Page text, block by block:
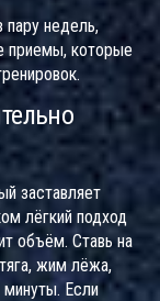
пару недель,
приемы, которые
заставляет
лёгкий подход
объём. Ставь на
жим лёжа,
минуты. Если